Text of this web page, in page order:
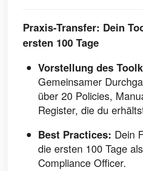
Praxis-Transfer: Dein
ersten 100 Tage
Vorstellung des
Gemeinsamer
über 20 Policies,
Register, die du
Best Practices: Dein
die ersten 100 Tage
Compliance Officer.